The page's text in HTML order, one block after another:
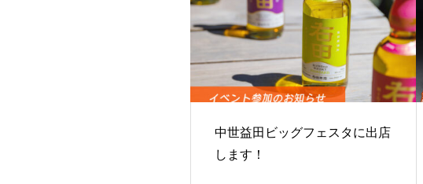
中世益田ビッグフェスタに出店
します！